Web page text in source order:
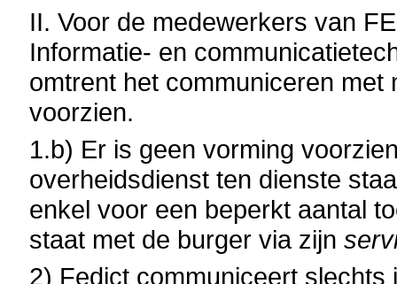
II. Voor de medewerkers van
Informatie- en
omtrent het communiceren
voorzien.
1.b) Er is geen vorming
overheidsdienst ten dienste
enkel voor een beperkt aantal
staat met de burger via zijn
2) Fedict communiceert